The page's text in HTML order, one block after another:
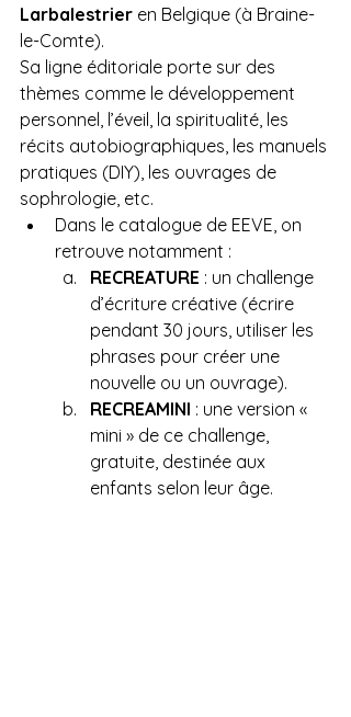
Larbalestrier en Belgique (à Braine-
le-Comte).
Sa ligne éditoriale porte sur des
thèmes comme le développement
personnel, l’éveil, la spiritualité, les
récits autobiographiques, les manuels
pratiques (DIY), les ouvrages de
sophrologie, etc.
Dans le catalogue de EEVE, on
retrouve notamment :
RECREATURE : un challenge
d’écriture créative (écrire
pendant 30 jours, utiliser les
phrases pour créer une
nouvelle ou un ouvrage).
RECREAMINI : une version «
mini » de ce challenge,
gratuite, destinée aux
enfants selon leur âge.